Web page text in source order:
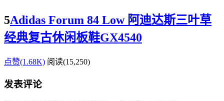
5Adidas Forum 84 Low 阿迪达斯三叶草
经典复古休闲板鞋GX4540
点赞(1.68K) 阅读(15,250)
发表评论